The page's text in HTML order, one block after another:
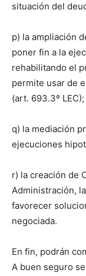
situación del
p) la ampliación
poner fin a la
rehabilitando el
permite usar de
(art. 693.3º LEC);
q) la mediación
ejecuciones
r) la creación de
Administración,
favorecer
negociada.
En fin, podrán
A buen seguro